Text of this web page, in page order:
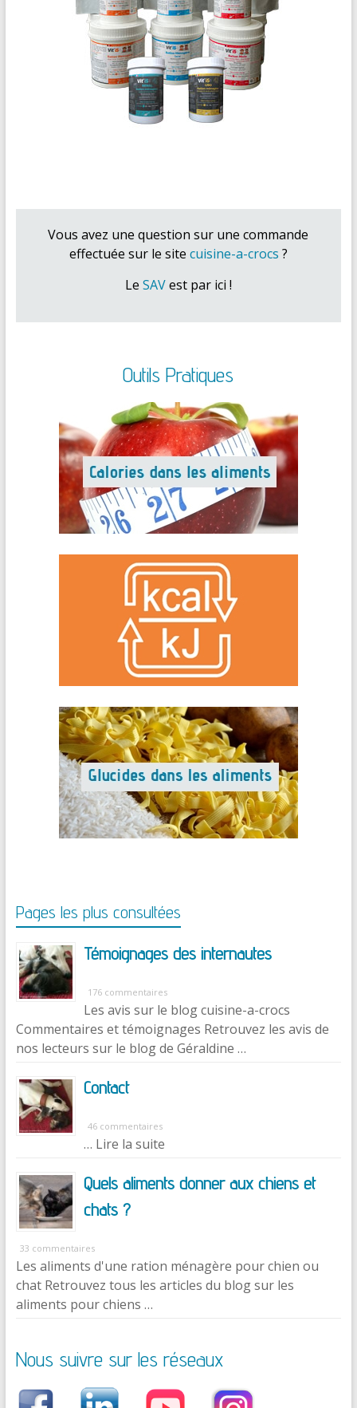
Vous avez une question sur une commande
effectuée sur le site cuisine-a-crocs ?
Le SAVest par ici !
Outils Pratiques
Pages les plus consultées
Témoignages des internautes
176 commentaires
Les avis sur le blog cuisine-a-crocs
Commentaires et témoignages Retrouvez les avis de
nos lecteurs sur le blog de Géraldine …
Contact
46 commentaires
… Lire la suite
Quels aliments donner aux chiens et
chats ?
33 commentaires
Les aliments d'une ration ménagère pour chien ou
chat Retrouvez tous les articles du blog sur les
aliments pour chiens …
Nous suivre sur les réseaux